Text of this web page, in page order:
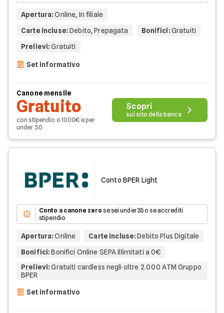
Apertura: Online, In filiale
Carte incluse:Debito, Prepagata Bonifici:Gratuiti
Prelievi: Gratuiti
Set informativo
Canone mensile
Gratuito
con stipendio o 1000€ e per
under 30
Scopri
sul sito della banca
Conto BPER Light
Conto a canone zero se sei under35 o se accrediti
stipendio
Apertura: Online Carte incluse: Debito Plus Digitale
Bonifici: Bonifici Online SEPA Illimitati a 0€
Prelievi: Gratuiti cardless negli oltre 2.000 ATM Gruppo
BPER
Set informativo